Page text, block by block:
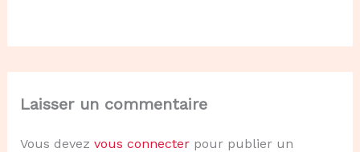
Laisser un commentaire
Vous devez vous connecterpour publier un